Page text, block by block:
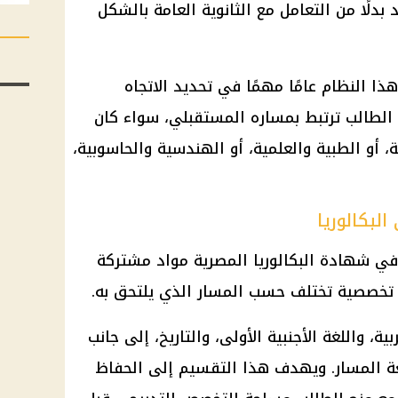
من التعامل مع الثانوية العامة بالشكل
النظام عامًا مهمًا في تحديد الاتجاه
ترتبط بمساره المستقبلي، سواء كان
أو الطبية والعلمية، أو الهندسية والحاسوبية،
شهادة البكالوريا المصرية مواد مشتركة
تخصصية تختلف حسب المسار الذي يلتحق به.
واللغة الأجنبية الأولى، والتاريخ، إلى جانب
المسار. ويهدف هذا التقسيم إلى الحفاظ